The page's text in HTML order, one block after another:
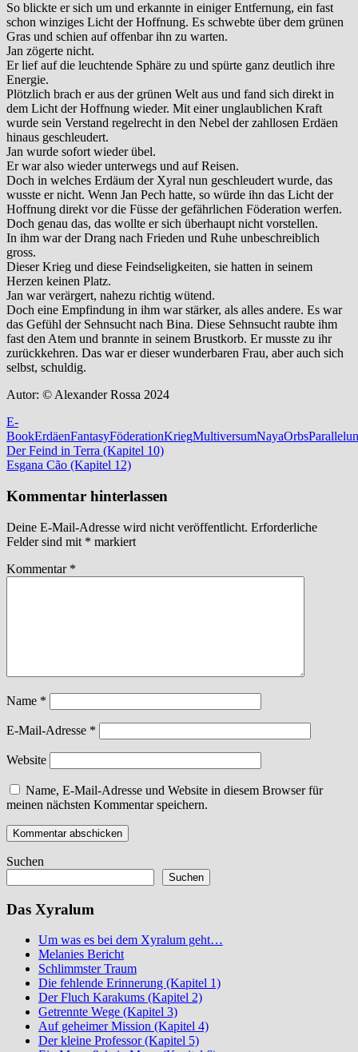
So blickte er sich um und erkannte in einiger Entfernung, ein fast
schon winziges Licht der Hoffnung. Es schwebte über dem grünen
Gras und schien auf offenbar ihn zu warten.
Jan zögerte nicht.
Er lief auf die leuchtende Sphäre zu und spürte ganz deutlich ihre
Energie.
Plötzlich brach er aus der grünen Welt aus und fand sich direkt in
dem Licht der Hoffnung wieder. Mit einer unglaublichen Kraft
wurde sein Verstand regelrecht in den Nebel der zahllosen Erdäen
hinaus geschleudert.
Jan wurde sofort wieder übel.
Er war also wieder unterwegs und auf Reisen.
Doch in welches Erdäum der Xyral nun geschleudert wurde, das
wusste er nicht. Wenn Jan Pech hatte, so würde ihn das Licht der
Hoffnung direkt vor die Füsse der gefährlichen Föderation werfen.
Doch genau das, das wollte er sich überhaupt nicht vorstellen.
In ihm war der Drang nach Frieden und Ruhe unbeschreiblich
gross.
Dieser Krieg und diese Feindseligkeiten, sie hatten in seinem
Herzen keinen Platz.
Jan war verärgert, nahezu richtig wütend.
Doch eine Empfindung in ihm war stärker, als alles andere. Es war
das Gefühl der Sehnsucht nach Bina. Diese Sehnsucht raubte ihm
fast den Atem und brannte in seinem Brustkorb. Er musste zu ihr
zurückkehren. Das war er dieser wunderbaren Frau, aber auch sich
selbst, schuldig.
Autor: © Alexander Rossa 2024
E-
BookErdäenFantasyFöderationKriegMultiversumNayaOrbs
Beitragsnavigation
Vorheriger
Beitrag:
Der Feind in Terra (Kapitel 10)
Nächster
Esgana Cão (Kapitel 12)
Kommentar hinterlassen
Deine E-Mail-Adresse wird nicht veröffentlicht. Erforderliche
Felder sind mit * markiert
Kommentar *
Name *
E-Mail-Adresse *
Website
Name, E-Mail-Adresse und Website in diesem Browser für
meinen nächsten Kommentar speichern.
Suchen
Suchen
Das Xyralum
Um was es bei dem Xyralum geht…
Melanies Bericht
Schlimmster Traum
Die fehlende Erinnerung (Kapitel 1)
Der Fluch Karakums (Kapitel 2)
Getrennte Wege (Kapitel 3)
Auf geheimer Mission (Kapitel 4)
Der kleine Professor (Kapitel 5)